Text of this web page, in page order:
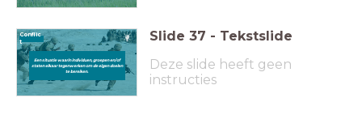
Conflic
t
Een situatie waarin individuen, groepen en/of
staten elkaar tegenwerken om de eigen doelen
te bereiken.
Slide 37 - Tekstslide
Deze slide heeft geen
instructies